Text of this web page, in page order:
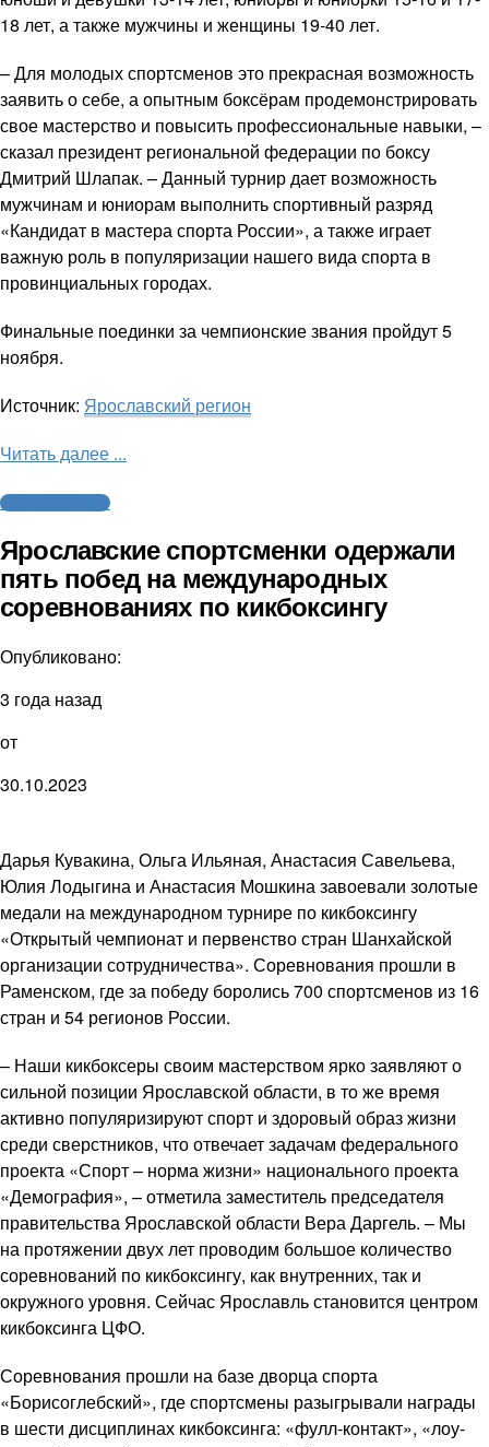
18 лет, а также мужчины и женщины 19-40 лет.
– Для молодых спортсменов это прекрасная возможность
заявить о себе, а опытным боксёрам продемонстрировать
свое мастерство и повысить профессиональные навыки, –
сказал президент региональной федерации по боксу
Дмитрий Шлапак. – Данный турнир дает возможность
мужчинам и юниорам выполнить спортивный разряд
«Кандидат в мастера спорта России», а также играет
важную роль в популяризации нашего вида спорта в
провинциальных городах.
Финальные поединки за чемпионские звания пройдут 5
ноября.
Источник: Ярославский регион
Читать далее ...
Бокс / Кикбоксинг
Ярославские спортсменки одержали
пять побед на международных
соревнованиях по кикбоксингу
Опубликовано:
3 года назад
от
30.10.2023
Дарья Кувакина, Ольга Ильяная, Анастасия Савельева,
Юлия Лодыгина и Анастасия Мошкина завоевали золотые
медали на международном турнире по кикбоксингу
«Открытый чемпионат и первенство стран Шанхайской
организации сотрудничества». Соревнования прошли в
Раменском, где за победу боролись 700 спортсменов из 16
стран и 54 регионов России.
– Наши кикбоксеры своим мастерством ярко заявляют о
сильной позиции Ярославской области, в то же время
активно популяризируют спорт и здоровый образ жизни
среди сверстников, что отвечает задачам федерального
проекта «Спорт – норма жизни» национального проекта
«Демография», – отметила заместитель председателя
правительства Ярославской области Вера Даргель. – Мы
на протяжении двух лет проводим большое количество
соревнований по кикбоксингу, как внутренних, так и
окружного уровня. Сейчас Ярославль становится центром
кикбоксинга ЦФО.
Соревнования прошли на базе дворца спорта
«Борисоглебский», где спортсмены разыгрывали награды
в шести дисциплинах кикбоксинга: «фулл-контакт», «лоу-